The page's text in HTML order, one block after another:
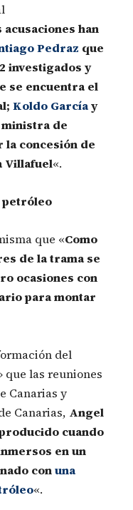
acusaciones han
Pedraz que
investigados y
se encuentra el
Koldo Garcíay
de
la concesión de
Villafuel«.
petróleo
que «Como
de la trama se
ocasiones con
para montar
del
que las reuniones
Canarias y
Canarias, Angel
cuando
en un
conuna
«.